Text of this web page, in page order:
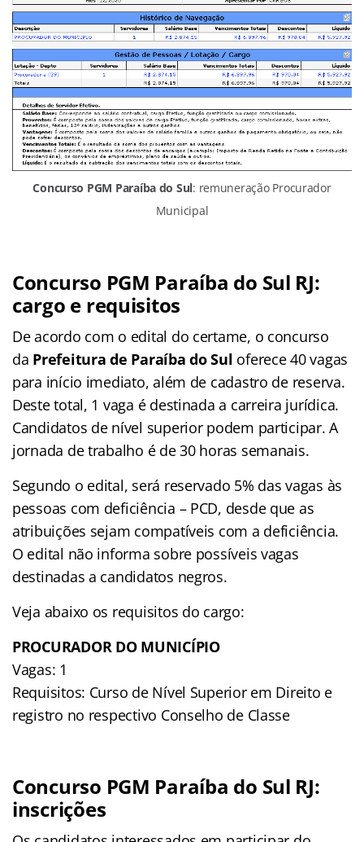
Concurso PGM Paraíba do Sul: remuneração Procurador
Municipal
Concurso PGM Paraíba do Sul RJ:
cargo e requisitos
De acordo com o edital do certame, o concurso
da Prefeitura de Paraíba do Sul oferece 40 vagas
para início imediato, além de cadastro de reserva.
Deste total, 1 vaga é destinada a carreira jurídica.
Candidatos de nível superior podem participar. A
jornada de trabalho é de 30 horas semanais.
Segundo o edital, será reservado 5% das vagas às
pessoas com deficiência – PCD, desde que as
atribuições sejam compatíveis com a deficiência.
O edital não informa sobre possíveis vagas
destinadas a candidatos negros.
Veja abaixo os requisitos do cargo:
PROCURADOR DO MUNICÍPIO
Vagas: 1
Requisitos: Curso de Nível Superior em Direito e
registro no respectivo Conselho de Classe
Concurso PGM Paraíba do Sul RJ:
inscrições